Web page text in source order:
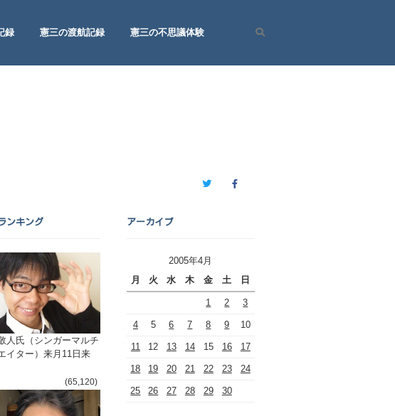
録 憲三の渡航記録
憲三の不思議体験
TwitterFacebook
ンキング
人氏（シンガーマルチ
イター）来月11日来
(65,120)
アーカイブ
2005年4月
月
火 水 木 金 土 日
1 2 3
4 5 6 7 8 9 10
11 12 13 14 15 16 17
18 19 20 21 22 23 24
25 26 27 28 29 30